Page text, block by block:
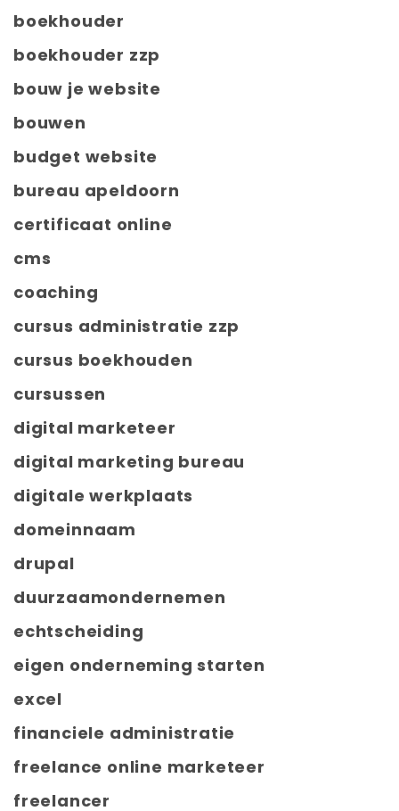
boekhouder
boekhouder zzp
bouw je website
bouwen
budget website
bureau apeldoorn
certificaat online
cms
coaching
cursus administratie zzp
cursus boekhouden
cursussen
digital marketeer
digital marketing bureau
digitale werkplaats
domeinnaam
drupal
duurzaamondernemen
echtscheiding
eigen onderneming starten
excel
financiele administratie
freelance online marketeer
freelancer